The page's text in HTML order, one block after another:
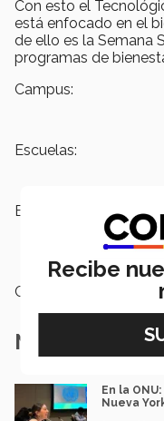
Con esto el
está enfocado en el
de ello es la Semana
programas de
Campus:
Escuelas:
Etiquetas:
Categoría:
Notas
En la
Nueva
Recibe